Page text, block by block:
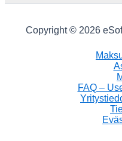
Copyright © 2026
FAQ –